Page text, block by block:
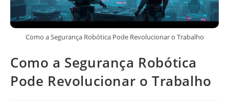
Como a Segurança Robótica Pode Revolucionar o Trabalho
Como a Segurança Robótica
Pode Revolucionar o Trabalho